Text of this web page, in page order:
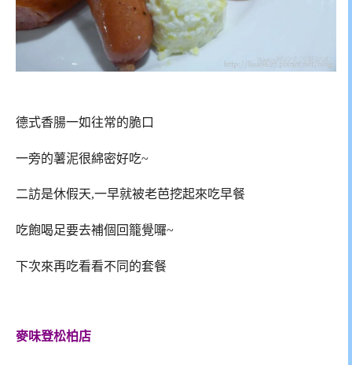
德式香腸一如往常的脆口
一旁的薯泥很綿密好吃~
二訪是休假天,一早就被老芭挖起來吃早餐
吃飽喝足要去補個回籠覺囉~
下次來再吃看看不同的套餐
麥味登松柏店